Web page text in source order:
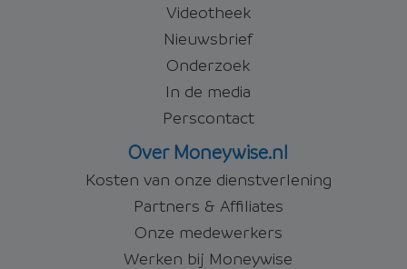
Videotheek
Nieuwsbrief
Onderzoek
In de media
Perscontact
Over Moneywise.nl
Kosten van onze dienstverlening
Partners & Affiliates
Onze medewerkers
Werken bij Moneywise